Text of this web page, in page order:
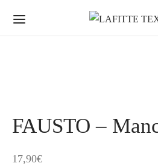
FAUSTO –
17,90€